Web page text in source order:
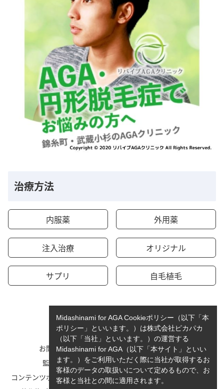
治療方法
内服薬 外用薬
注入治療 オリジナル
サプリ 自毛植毛
お問い合わせ
運営者情報
監修者一覧
cookieポリシーについて
コンテンツポリシーと運営指針
利用規約
Midashinami for AGA Cookieポリシー（以下「本
ポリシー」といいます。）は株式会社ピカパカ
（以下「当社」といいます。）の運営する
Midashinami for AGA（以下「本サイト」といい
ます。）をご利用いただく際に当社が取得するお
客様のデータの取扱いについて定めるもので、お
客様と当社との間に適用されます。